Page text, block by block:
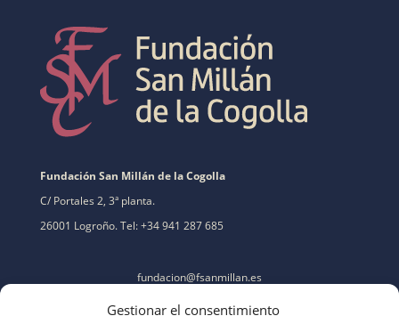
Gestionar el consentimiento
Fundación San Millán de la Cogolla
C/ Portales 2, 3ª planta.
26001 Logroño. Tel: +34 941 287 685
fundacion@fsanmillan.es